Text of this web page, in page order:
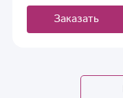
Заказать